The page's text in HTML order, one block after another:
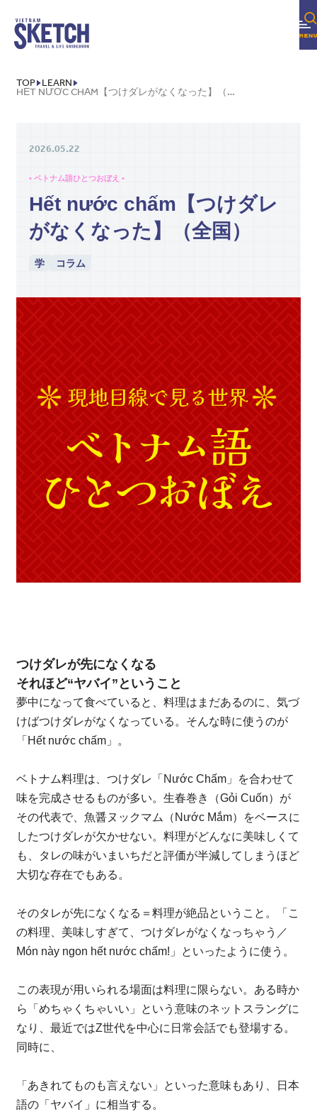
TOP LEARN
HẾT NƯỚC CHẤM【つけダレがなくなった】（全国）
2026.05.22
• ベトナム語ひとつおぼえ •
Hết nước chấm【つけダレ
がなくなった】（全国）
学 コラム
つけダレが先になくなる
それほど“ヤバイ”ということ
夢中になって食べていると、料理はまだあるのに、気づ
けばつけダレがなくなっている。そんな時に使うのが
「Hết nước chấm」。
ベトナム料理は、つけダレ「Nước Chấm」を合わせて
味を完成させるものが多い。生春巻き（Gỏi Cuốn）が
その代表で、魚醤ヌックマム（Nước Mắm）をベースに
したつけダレが欠かせない。料理がどんなに美味しくて
も、タレの味がいまいちだと評価が半減してしまうほど
大切な存在でもある。
そのタレが先になくなる＝料理が絶品ということ。「こ
の料理、美味しすぎて、つけダレがなくなっちゃう／
Món này ngon hết nước chấm!」といったように使う。
この表現が用いられる場面は料理に限らない。ある時か
ら「めちゃくちゃいい」という意味のネットスラングに
なり、最近ではZ世代を中心に日常会話でも登場する。
同時に、
「あきれてものも言えない」といった意味もあり、日本
語の「ヤバイ」に相当する。